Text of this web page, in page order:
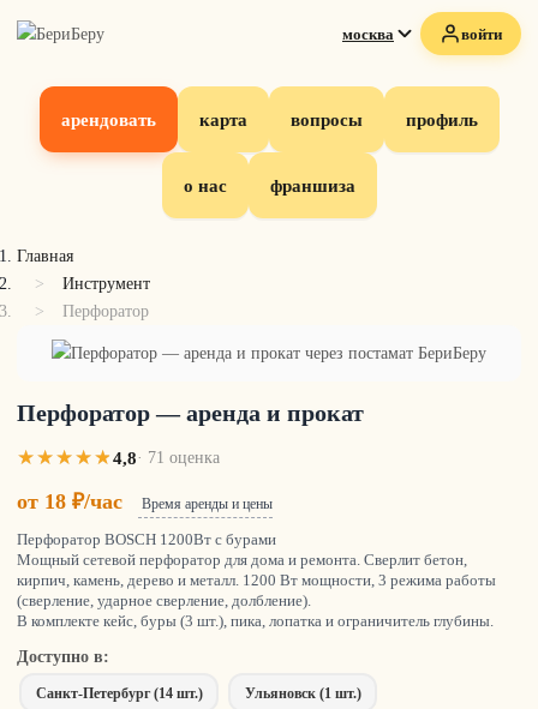
москва войти
арендовать карта вопросы профиль
о нас франшиза
Главная
Инструмент
Перфоратор
Перфоратор — аренда и прокат
4,8· 71 оценка
от 18 ₽/час Время аренды и цены
Перфоратор BOSCH 1200Вт с бурами
Мощный сетевой перфоратор для дома и ремонта. Сверлит бетон,
кирпич, камень, дерево и металл. 1200 Вт мощности, 3 режима работы
(сверление, ударное сверление, долбление).
В комплекте кейс, буры (3 шт.), пика, лопатка и ограничитель глубины.
Доступно в:
Санкт-Петербург (14 шт.) Ульяновск (1 шт.)